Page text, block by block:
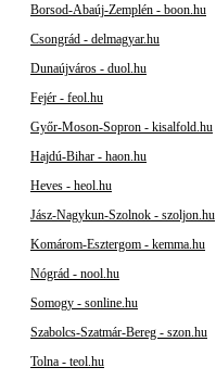
Borsod-Abaúj-Zemplén - boon.hu
Csongrád - delmagyar.hu
Dunaújváros - duol.hu
Fejér - feol.hu
Győr-Moson-Sopron - kisalfold.hu
Hajdú-Bihar - haon.hu
Heves - heol.hu
Jász-Nagykun-Szolnok - szoljon.hu
Komárom-Esztergom - kemma.hu
Nógrád - nool.hu
Somogy - sonline.hu
Szabolcs-Szatmár-Bereg - szon.hu
Tolna - teol.hu